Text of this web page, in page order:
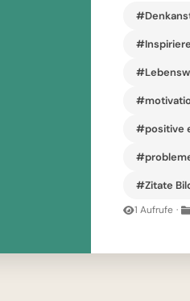
#positive
#Zitate
1 Aufrufe ·